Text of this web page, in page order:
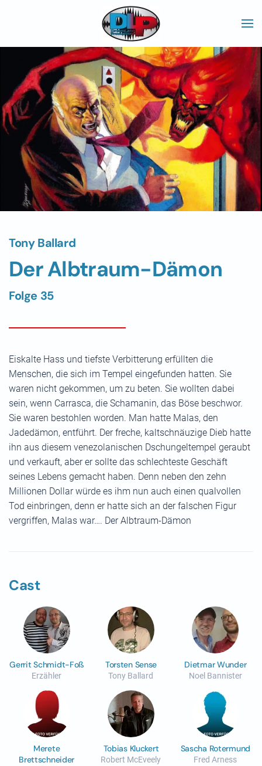
Skip to main content
Tony Ballard
Der Albtraum-Dämon
Folge 35
Eiskalte Hass und tiefste Verbitterung erfüllten die
Menschen, die sich im Tempel eingefunden hatten. Sie
waren nicht gekommen, um zu beten. Sie wollten dabei
sein, wenn Carrasca, die Schamanin, das Böse beschwor.
Sie waren bestohlen worden. Man hatte Malas, den
Jadedämon, entführt. Der freche, kaltschnäuzige Dieb hatte
ihn aus diesem venezolanischen Dschungeltempel geraubt
und verkauft, aber er sollte das schlechteste Geschäft
seines Lebens gemacht haben. Denn neben den zehn
Millionen Dollar würde es ihm nun auch einen qualvollen
Tod einbringen, denn er hatte sich an der falschen Figur
vergriffen, Malas war…. Der Albtraum-Dämon
Cast
Gerrit Schmidt-Foß
Erzähler
Torsten Sense
Tony Ballard
Dietmar Wunder
Noel Bannister
Merete
Brettschneider
Tobias Kluckert
Robert McEveely
Sascha Rotermund
Fred Arness